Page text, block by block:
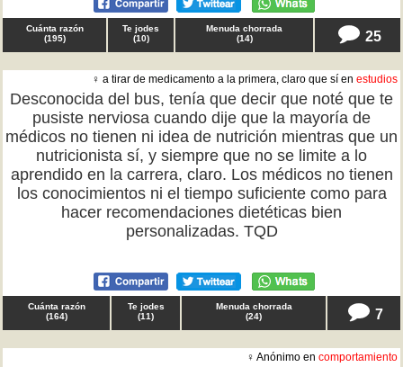
Cuánta razón
(195)
Te jodes
(10)
Menuda chorrada
(14) 25
♀ a tirar de medicamento a la primera, claro que sí en estudios
Desconocida del bus, tenía que decir que noté que te
pusiste nerviosa cuando dije que la mayoría de
médicos no tienen ni idea de nutrición mientras que un
nutricionista sí, y siempre que no se limite a lo
aprendido en la carrera, claro. Los médicos no tienen
los conocimientos ni el tiempo suficiente como para
hacer recomendaciones dietéticas bien
personalizadas. TQD
Cuánta razón
(164)
Te jodes
(11)
Menuda chorrada
(24) 7
♀ Anónimo en comportamiento